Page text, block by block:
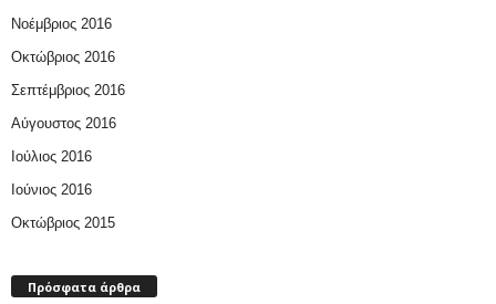
Νοέμβριος 2016
Οκτώβριος 2016
Σεπτέμβριος 2016
Αύγουστος 2016
Ιούλιος 2016
Ιούνιος 2016
Οκτώβριος 2015
Πρόσφατα άρθρα